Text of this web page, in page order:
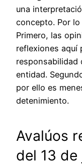
una
concepto. Por
Primero, las
reflexiones aquí
responsabilidad
entidad.
por ello es
detenimiento.
Avalúos
del 13 de